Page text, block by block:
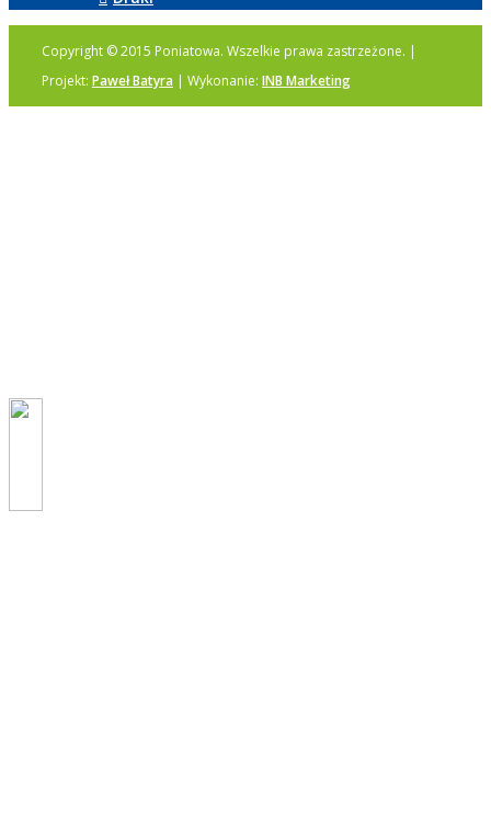
Copyright © 2015 Poniatowa. Wszelkie prawa zastrzeżone. |
Projekt: Paweł Batyra | Wykonanie: INB Marketing